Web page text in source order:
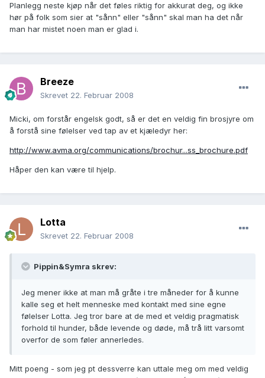
Planlegg neste kjøp når det føles riktig for akkurat deg, og ikke
hør på folk som sier at "sånn" eller "sånn" skal man ha det når
man har mistet noen man er glad i.
Breeze
Skrevet 22. Februar 2008
Micki, om forstår engelsk godt, så er det en veldig fin brosjyre om
å forstå sine følelser ved tap av et kjæledyr her:
http://www.avma.org/communications/brochur...ss_brochure.pdf
Håper den kan være til hjelp.
Lotta
Skrevet 22. Februar 2008
Pippin&Symra skrev:
Jeg mener ikke at man må gråte i tre måneder for å kunne
kalle seg et helt menneske med kontakt med sine egne
følelser Lotta. Jeg tror bare at de med et veldig pragmatisk
forhold til hunder, både levende og døde, må trå litt varsomt
overfor de som føler annerledes.
Mitt poeng - som jeg pt dessverre kan uttale meg om med veldig